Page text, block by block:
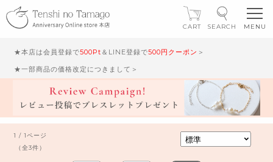
★本店は会員登録で500Pt ＆LINE登録で500円クーポン ＞
★一部商品の価格改定につきまして＞
CART SEARCH
1 / 1ページ
（全3件）